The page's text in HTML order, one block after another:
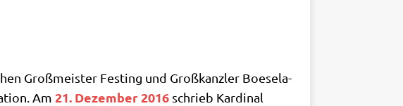
Groß­mei­ster Fest­ing und Groß­kanz­ler Boe­se­la­
Am 21. Dezem­ber 2016 schrieb Kar­di­nal